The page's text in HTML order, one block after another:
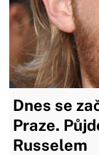
Dnes se
Praze.
Russelem